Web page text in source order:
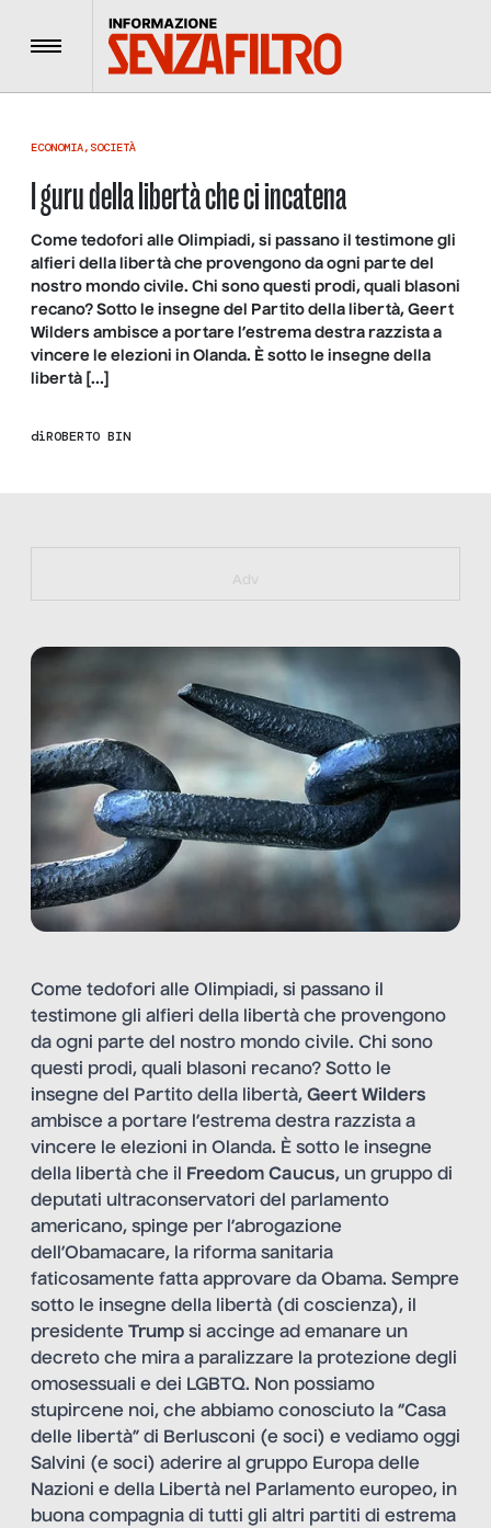
Menu
ECONOMIA, SOCIETÀ
I guru della libertà che ci incatena
Come tedofori alle Olimpiadi, si passano il testimone gli
alfieri della libertà che provengono da ogni parte del
nostro mondo civile. Chi sono questi prodi, quali blasoni
recano? Sotto le insegne del Partito della libertà, Geert
Wilders ambisce a portare l’estrema destra razzista a
vincere le elezioni in Olanda. È sotto le insegne della
libertà […]
diROBERTO BIN
https://bit.ly/muster_aggiornamento
Adv
Come tedofori alle Olimpiadi, si passano il
testimone gli alfieri della libertà che provengono
da ogni parte del nostro mondo civile. Chi sono
questi prodi, quali blasoni recano? Sotto le
insegne del Partito della libertà, Geert Wilders
ambisce a portare l’estrema destra razzista a
vincere le elezioni in Olanda. È sotto le insegne
della libertà che il Freedom Caucus, un gruppo di
deputati ultraconservatori del parlamento
americano, spinge per l’abrogazione
dell’Obamacare, la riforma sanitaria
faticosamente fatta approvare da Obama. Sempre
sotto le insegne della libertà (di coscienza), il
presidente Trump si accinge ad emanare un
decreto che mira a paralizzare la protezione degli
omosessuali e dei LGBTQ. Non possiamo
stupircene noi, che abbiamo conosciuto la “Casa
delle libertà” di Berlusconi (e soci) e vediamo oggi
Salvini (e soci) aderire al gruppo Europa delle
Nazioni e della Libertà nel Parlamento europeo, in
buona compagnia di tutti gli altri partiti di estrema